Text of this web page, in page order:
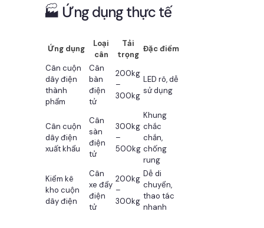
🏭 Ứng dụng thực tế
Ứng dụng
Loại
cân
Tải
trọng
Đặc điểm
Cân cuộn
dây điện
thành
phẩm
Cân
bàn
điện
tử
200kg
–
300kg
LED rõ, dễ
sử dụng
Cân cuộn
dây điện
xuất khẩu
Cân
sàn
điện
tử
300kg
–
500kg
Khung
chắc
chắn,
chống
rung
Kiểm kê
kho cuộn
dây điện
Cân
xe đẩy
điện
tử
200kg
–
300kg
Dễ di
chuyển,
thao tác
nhanh